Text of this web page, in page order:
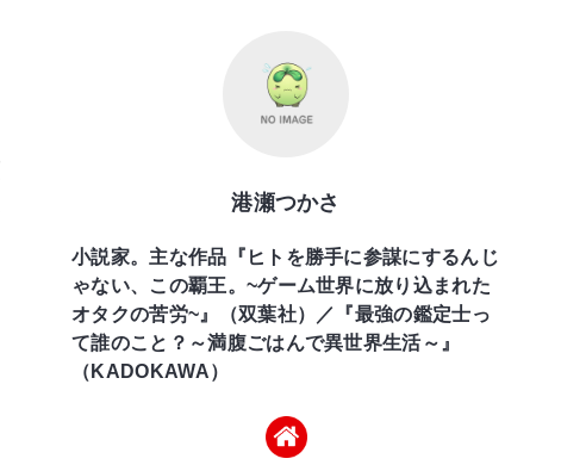
港瀬つかさ
小説家。主な作品『ヒトを勝手に参謀にするんじ
ゃない、この覇王。~ゲーム世界に放り込まれた
オタクの苦労~』（双葉社）／『最強の鑑定士っ
て誰のこと？～満腹ごはんで異世界生活～』
（KADOKAWA）